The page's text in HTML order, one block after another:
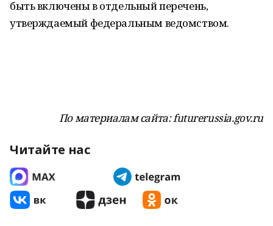
быть включены в отдельный перечень,
утверждаемый федеральным ведомством.
По материалам сайта: futurerussia.gov.ru
Читайте нас